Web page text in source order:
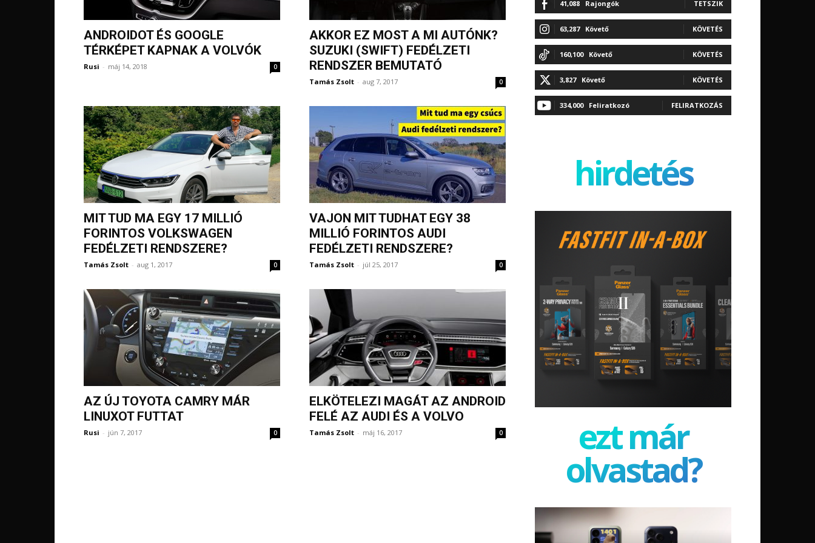
ANDROIDOT ÉS GOOGLE
TÉRKÉPET KAPNAK A VOLVÓK
Rusi - máj 14, 2018 0
AKKOR EZ MOST A MI AUTÓNK?
SUZUKI (SWIFT) FEDÉLZETI
RENDSZER BEMUTATÓ
Tamás Zsolt - aug 7, 2017 0
MIT TUD MA EGY 17 MILLIÓ
FORINTOS VOLKSWAGEN
FEDÉLZETI RENDSZERE?
Tamás Zsolt - aug 1, 2017 0
VAJON MIT TUDHAT EGY 38
MILLIÓ FORINTOS AUDI
FEDÉLZETI RENDSZERE?
Tamás Zsolt - júl 25, 2017 0
AZ ÚJ TOYOTA CAMRY MÁR
LINUXOT FUTTAT
Rusi - jún 7, 2017 0
ELKÖTELEZI MAGÁT AZ ANDROID
FELÉ AZ AUDI ÉS A VOLVO
Tamás Zsolt - máj 16, 2017 0
41,088 Rajongók TETSZIK
63,287 Követő KÖVETÉS
160,100 Követő KÖVETÉS
3,827 Követő KÖVETÉS
334,000 Feliratkozó FELIRATKOZÁS
hirdetés
ezt már
olvastad?